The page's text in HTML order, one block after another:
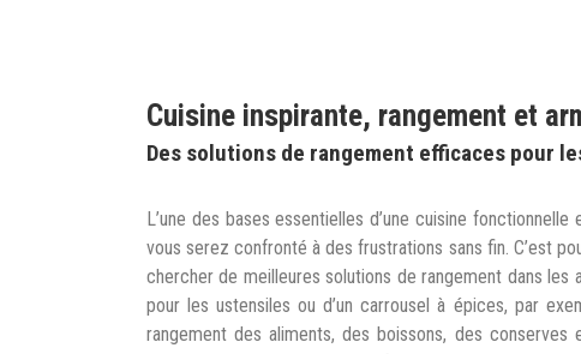
Cuisine inspirante, rangement et
Des solutions de rangement efficaces pour
L’une des bases essentielles d’une cuisine
vous serez confronté à des frustrations sans fin. C’est
chercher de meilleures solutions de rangement dans
pour les ustensiles ou d’un carrousel à épices, par
rangement des aliments, des boissons, des